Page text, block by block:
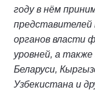
году в нём
представителей
органов власти
уровней, а
Беларуси,
Узбекистана и